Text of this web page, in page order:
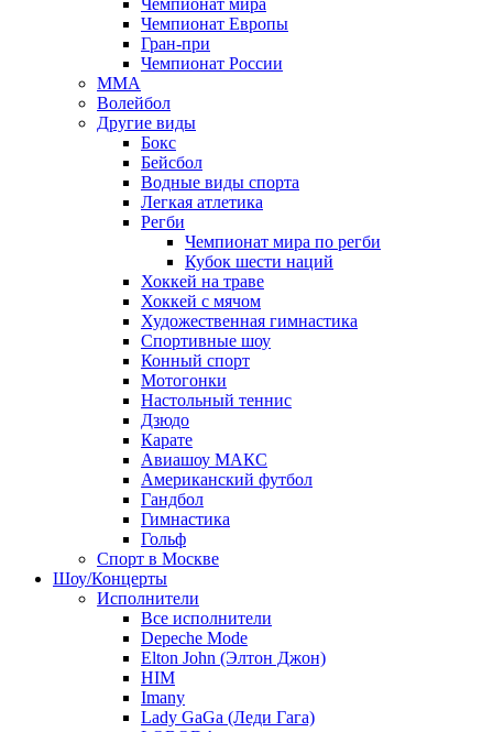
Чемпионат мира
Чемпионат Европы
Гран-при
Чемпионат России
MMA
Волейбол
Другие виды
Бокс
Бейсбол
Водные виды спорта
Легкая атлетика
Регби
Чемпионат мира по регби
Кубок шести наций
Хоккей на траве
Хоккей с мячом
Художественная гимнастика
Спортивные шоу
Конный спорт
Мотогонки
Настольный теннис
Дзюдо
Карате
Авиашоу МАКС
Американский футбол
Гандбол
Гимнастика
Гольф
Спорт в Москве
Шоу/Концерты
Исполнители
Все исполнители
Depeche Mode
Elton John (Элтон Джон)
HIM
Imany
Lady GaGa (Леди Гага)